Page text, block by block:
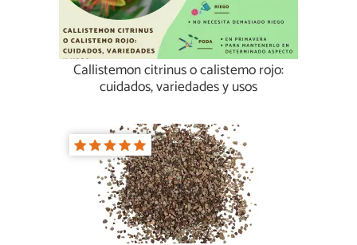
Callistemon citrinus o calistemo rojo:
cuidados, variedades y usos